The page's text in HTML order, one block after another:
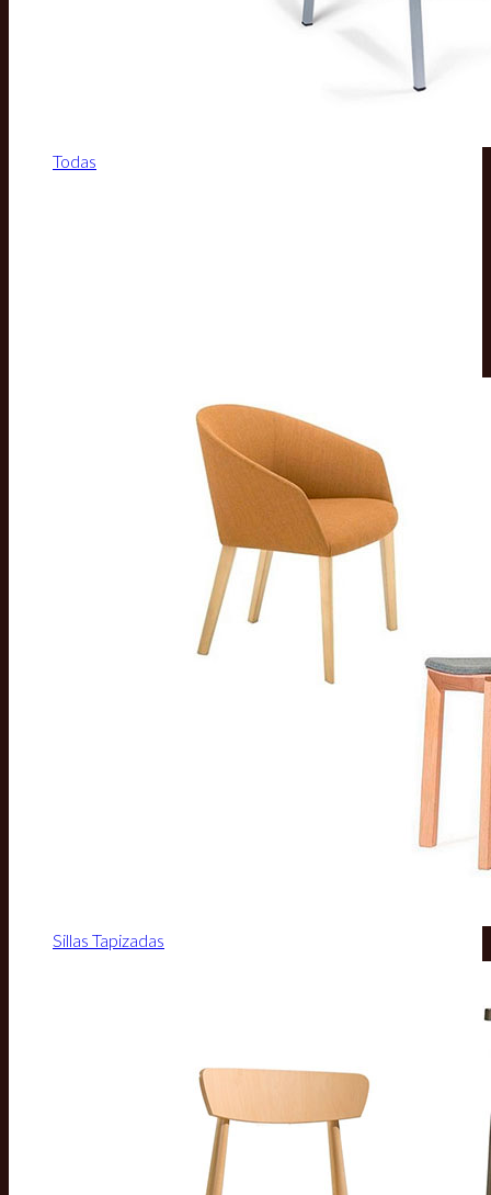
Todas
Sillas Tapizadas